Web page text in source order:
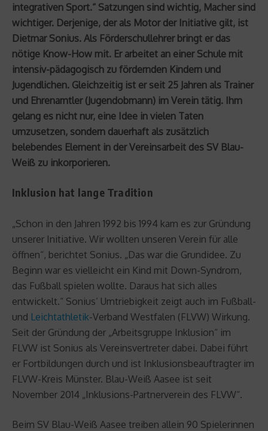
integrativen Sport.“ Satzungen sind wichtig, Macher sind
wichtiger. Derjenige, der als Motor der Initiative gilt, ist
Dietmar Sonius. Als Förderschullehrer bringt er das
nötige Know-How mit. Er arbeitet an einer Schule mit
intensiv-pädagogisch zu fördernden Kindern und
Jugendlichen. Gleichzeitig ist er seit 25 Jahren als Trainer
und Ehrenamtler (Jugendobmann) im Verein tätig. Ihm
gelang es nicht nur, eine Idee in vielen Taten
umzusetzen, sondern dauerhaft als zusätzlich
belebendes Element in der Vereinsarbeit des SV Blau-
Weiß zu inkorporieren.
Inklusion hat lange Tradition
„Schon in den Jahren 1992 bis 1994 kam es zur Gründung
unserer Initiative. Wir wollten unseren Verein für alle
öffnen“, berichtet Sonius. „Das war die Grundidee. Zu
Beginn war es vielleicht ein Kind mit Down-Syndrom,
das Fußball spielen wollte. Daraus hat sich alles
entwickelt.“ Sonius‘ Umtriebigkeit zeigt auch im Fußball-
und Leichtathletik-Verband Westfalen (FLVW) Wirkung.
Seit der Gründung der „Arbeitsgruppe Inklusion“ im
FLVW ist Sonius als Vereinsvertreter dabei. Dabei führt
er Fortbildungen durch und ist Inklusionsbeauftragter im
FLVW-Kreis Münster. Blau-Weiß Aasee ist seit
November 2014 „Inklusions-Partnerverein des FLVW“.
Beim SV Blau-Weiß Aasee treiben allein 90 Spielerinnen